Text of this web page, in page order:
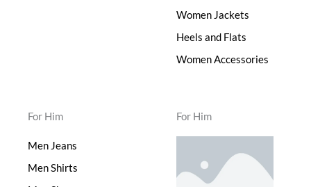
Women Jackets
Heels and Flats
Women Accessories
For Him
Men Jeans
Men Shirts
For Him